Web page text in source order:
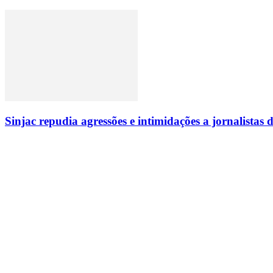
Sinjac repudia agressões e intimidações a